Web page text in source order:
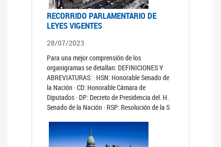
RECORRIDO PARLAMENTARIO DE
LEYES VIGENTES
28/07/2023
Para una mejor comprensión de los
organigramas se detallan: DEFINICIONES Y
ABREVIATURAS: · HSN: Honorable Senado de
la Nación · CD: Honorable Cámara de
Diputados · DP: Decreto de Presidencia del. H.
Senado de la Nación · RSP: Resolución de la S